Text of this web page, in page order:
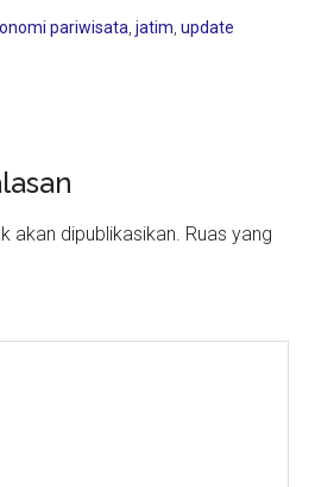
pariwisata ,jatim ,update
akan dipublikasikan. Ruas yang